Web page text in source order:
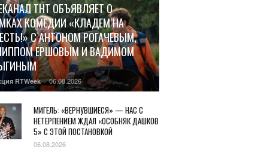
ТНТ ОБЪЯВЛЯЕТ О
КОМЕДИИ «КЛАДЕМ НА
С АНТОНОМ РОГАЧЕВЫМ,
ЕРШОВЫМ И ВАДИМОМ
RTWeek - 06.08.2026
МИГЕЛЬ: «ВЕРНУВШИЕСЯ» — НАС С
НЕТЕРПЕНИЕМ ЖДАЛ «ОСОБНЯК ДАШКОВ
5» С ЭТОЙ ПОСТАНОВКОЙ
06.08.2026